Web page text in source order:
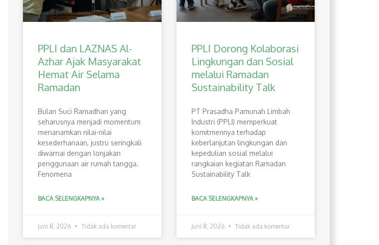
PPLI dan LAZNAS Al-
Azhar Ajak Masyarakat
Hemat Air Selama
Ramadan
Bulan Suci Ramadhan yang
seharusnya menjadi momentum
menanamkan nilai-nilai
kesederhanaan, justru seringkali
diwarnai dengan lonjakan
penggunaan air rumah tangga.
Fenomena
BACA SELENGKAPNYA »
Juni 8, 2026 Tidak ada komentar
PPLI Dorong Kolaborasi
Lingkungan dan Sosial
melalui Ramadan
Sustainability Talk
PT Prasadha Pamunah Limbah
Industri (PPLI) memperkuat
komitmennya terhadap
keberlanjutan lingkungan dan
kepedulian sosial melalui
rangkaian kegiatan Ramadan
Sustainability Talk
BACA SELENGKAPNYA »
Juni 8, 2026 Tidak ada komentar